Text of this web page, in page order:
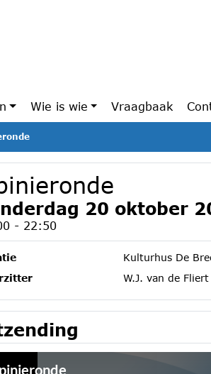
Wie is wie Vraagbaak
20 oktober
- 22:50
Kulturhus De
W.J. van de Fliert